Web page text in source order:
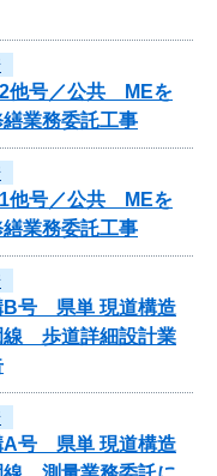
2他号／公共 MEを
業務委託工事
1他号／公共 MEを
業務委託工事
B号 県単 現道構造
線 歩道詳細設計業
A号 県単 現道構造